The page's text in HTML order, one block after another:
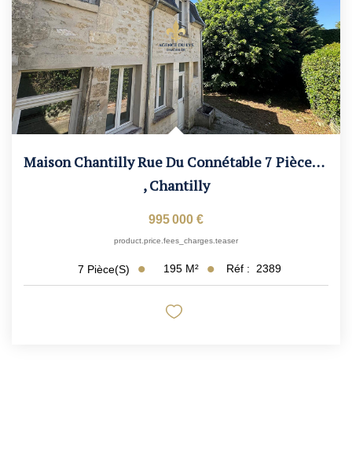
Maison Chantilly Rue Du Connétable 7 Pièce(s)
,Chantilly
995 000 €
product.price.fees_charges.teaser
7 Pièce(s) 195 M² Réf : 2389